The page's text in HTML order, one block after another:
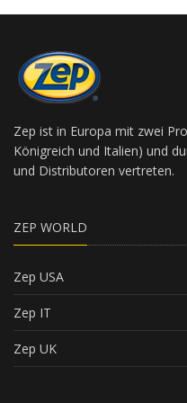
Zep ist in Europa mit zwei
Königreich und Italien) und
und Distributoren vertreten.
ZEP WORLD
Zep USA
Zep IT
Zep UK